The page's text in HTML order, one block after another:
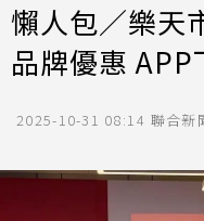
懶人包／樂天
品牌優惠
2025-10-31 08:14 聯合新